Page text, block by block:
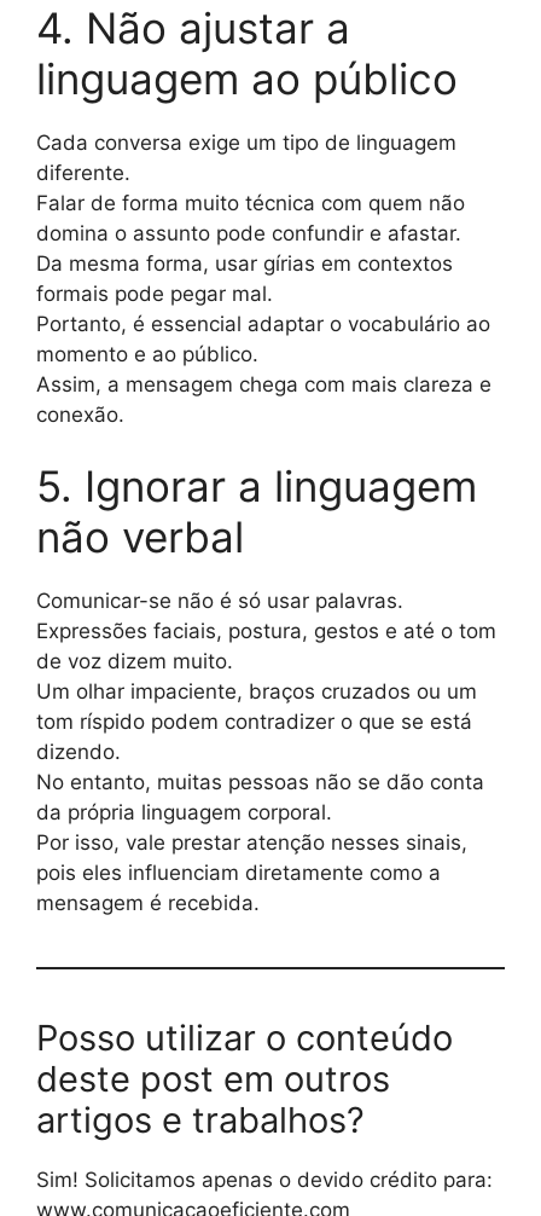
4. Não ajustar a
linguagem ao público
Cada conversa exige um tipo de linguagem
diferente.
Falar de forma muito técnica com quem não
domina o assunto pode confundir e afastar.
Da mesma forma, usar gírias em contextos
formais pode pegar mal.
Portanto, é essencial adaptar o vocabulário ao
momento e ao público.
Assim, a mensagem chega com mais clareza e
conexão.
5. Ignorar a linguagem
não verbal
Comunicar-se não é só usar palavras.
Expressões faciais, postura, gestos e até o tom
de voz dizem muito.
Um olhar impaciente, braços cruzados ou um
tom ríspido podem contradizer o que se está
dizendo.
No entanto, muitas pessoas não se dão conta
da própria linguagem corporal.
Por isso, vale prestar atenção nesses sinais,
pois eles influenciam diretamente como a
mensagem é recebida.
Posso utilizar o conteúdo
deste post em outros
artigos e trabalhos?
Sim! Solicitamos apenas o devido crédito para:
www.comunicacaoeficiente.com